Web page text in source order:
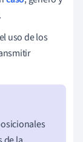
uso de los